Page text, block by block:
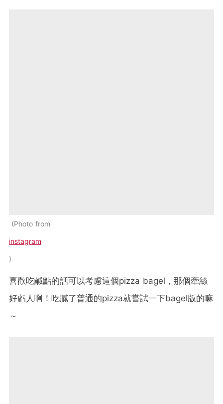
Photo from
instagram
喜歡吃鹹點的話可以考慮這個pizza bagel，那個牽絲
好虧人啊！吃膩了普通的pizza就嘗試一下bagel版的嘛
～